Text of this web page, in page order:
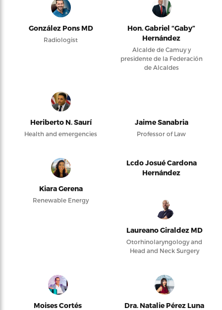
González Pons MD
Radiologist
Hon. Gabriel “Gaby”
Hernández
Alcalde de Camuy y
presidente de la Federación
de Alcaldes
Heriberto N. Saurí
Health and emergencies
Jaime Sanabria
Professor of Law
Kiara Gerena
Renewable Energy
Lcdo Josué Cardona
Hernández
Laureano Giraldez MD
Otorhinolaryngology and
Head and Neck Surgery
Moises Cortés Dra. Natalie Pérez Luna